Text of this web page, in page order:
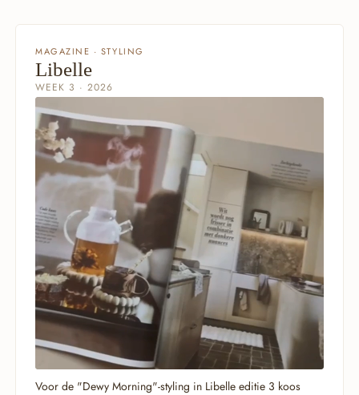
MAGAZINE · STYLING
Libelle
WEEK 3 · 2026
Voor de "Dewy Morning"-styling in Libelle editie 3 koos